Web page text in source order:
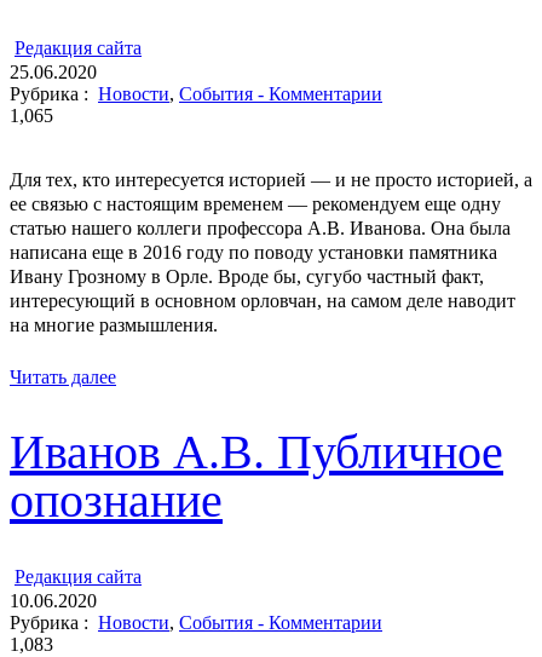
Редакция cайта
25.06.2020
Рубрика : Новости, События - Комментарии
1,065
Для тех, кто интересуется историей ― и не просто историей, а
ее связью с настоящим временем ― рекомендуем еще одну
статью нашего коллеги профессора А.В. Иванова. Она была
написана еще в 2016 году по поводу установки памятника
Ивану Грозному в Орле. Вроде бы, сугубо частный факт,
интересующий в основном орловчан, на самом деле наводит
на многие размышления.
Читать далее
Иванов А.В. Публичное
опознание
Редакция cайта
10.06.2020
Рубрика : Новости, События - Комментарии
1,083